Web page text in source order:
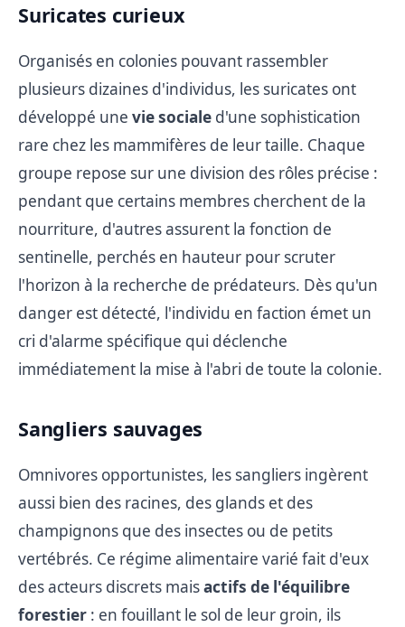
Suricates curieux
Organisés en colonies pouvant rassembler
plusieurs dizaines d'individus, les suricates ont
développé une vie sociale d'une sophistication
rare chez les mammifères de leur taille. Chaque
groupe repose sur une division des rôles précise :
pendant que certains membres cherchent de la
nourriture, d'autres assurent la fonction de
sentinelle, perchés en hauteur pour scruter
l'horizon à la recherche de prédateurs. Dès qu'un
danger est détecté, l'individu en faction émet un
cri d'alarme spécifique qui déclenche
immédiatement la mise à l'abri de toute la colonie.
Sangliers sauvages
Omnivores opportunistes, les sangliers ingèrent
aussi bien des racines, des glands et des
champignons que des insectes ou de petits
vertébrés. Ce régime alimentaire varié fait d'eux
des acteurs discrets maisactifs de l'équilibre
forestier : en fouillant le sol de leur groin, ils